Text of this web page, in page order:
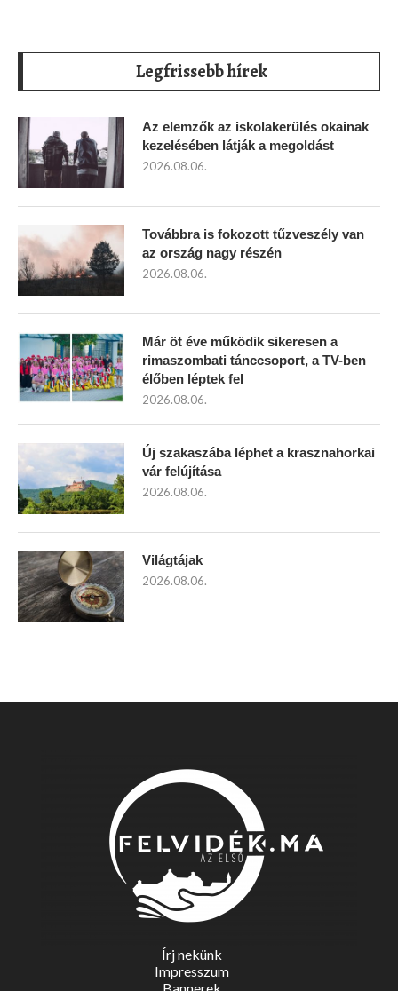
Legfrissebb hírek
Az elemzők az iskolakerülés okainak
kezelésében látják a megoldást
2026.08.06.
Továbbra is fokozott tűzveszély van
az ország nagy részén
2026.08.06.
Már öt éve működik sikeresen a
rimaszombati tánccsoport, a TV-ben
élőben léptek fel
2026.08.06.
Új szakaszába léphet a krasznahorkai
vár felújítása
2026.08.06.
Világtájak
2026.08.06.
Írj nekünk
Impresszum